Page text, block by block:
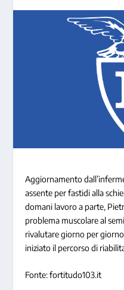
Aggiornamento
assente per fastidi alla
domani lavoro a parte,
problema muscolare al
rivalutare giorno per
iniziato il percorso di
Fonte: fortitudo103.it